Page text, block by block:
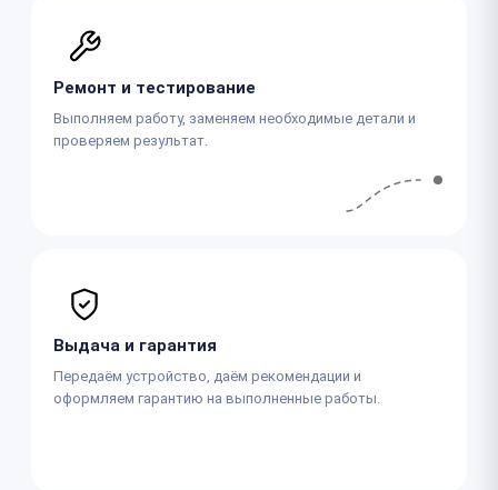
Ремонт и тестирование
Выполняем работу, заменяем необходимые детали и
проверяем результат.
Выдача и гарантия
Передаём устройство, даём рекомендации и
оформляем гарантию на выполненные работы.